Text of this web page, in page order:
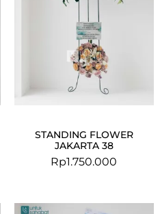
STANDING FLOWER
JAKARTA 38
Rp1.750.000